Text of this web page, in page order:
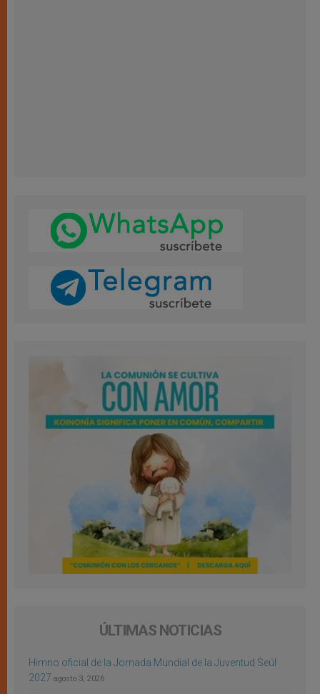
ÚLTIMAS NOTICIAS
Himno oficial de la Jornada Mundial de la Juventud Seúl
2027 agosto 3, 2026